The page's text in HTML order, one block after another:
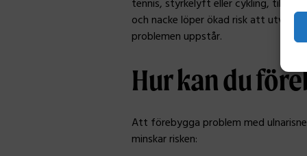
tennis, styrkelyft eller cykling, tillhör
och nacke löper ökad risk att
problemen uppstår.
Hur kan du
Att förebygga problem med
minskar risken: